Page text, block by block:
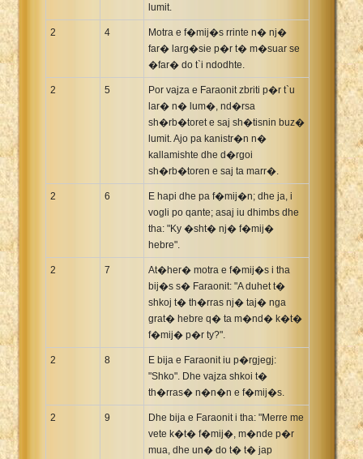
lumit.
2 4
Motra e f�mij�s rrinte n� nj�
far� larg�sie p�r t� m�suar se
�far� do t`i ndodhte.
2 5
Por vajza e Faraonit zbriti p�r t`u
lar� n� lum�, nd�rsa
sh�rb�toret e saj sh�tisnin buz�
lumit. Ajo pa kanistr�n n�
kallamishte dhe d�rgoi
sh�rb�toren e saj ta marr�.
2 6
E hapi dhe pa f�mij�n; dhe ja, i
vogli po qante; asaj iu dhimbs dhe
tha: "Ky �sht� nj� f�mij�
hebre".
2 7
At�her� motra e f�mij�s i tha
bij�s s� Faraonit: "A duhet t�
shkoj t� th�rras nj� taj� nga
grat� hebre q� ta m�nd� k�t�
f�mij� p�r ty?".
2 8
E bija e Faraonit iu p�rgjegj:
"Shko". Dhe vajza shkoi t�
th�rras� n�n�n e f�mij�s.
2 9
Dhe bija e Faraonit i tha: "Merre me
vete k�t� f�mij�, m�nde p�r
mua, dhe un� do t� t� jap